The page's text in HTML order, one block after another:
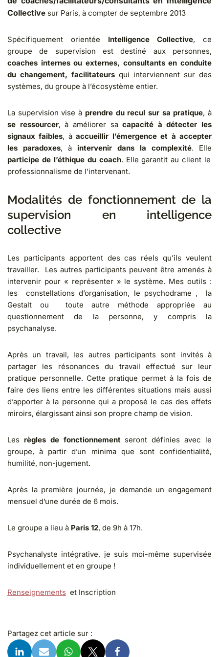
Collective sur Paris, à compter de septembre 2013
Spécifiquement orientée Intelligence Collective, ce
groupe de supervision est destiné aux personnes,
coaches internes ou externes, consultants en conduite
du changement, facilitateurs qui interviennent sur des
systèmes, du groupe à l’écosystème entier.
La supervision vise à prendre du recul sur sa pratique, à
se ressourcer, à améliorer sacapacité à détecter les
signaux faibles, àaccueillir l’émergence et à accepter
les paradoxes, à intervenir dans la complexité. Elle
participe de l’éthique du coach. Elle garantit au client le
professionnalisme de l’intervenant.
Modalités de fonctionnement de la
supervision en intelligence
collective
Les participants apportent des cas réels qu’ils veulent
travailler. Les autres participants peuvent être amenés à
intervenir pour « représenter » le système. Mes outils :
les constellations d’organisation, le psychodrame , la
Gestalt ou toute autre méthode appropriée au
questionnement de la personne, y compris la
psychanalyse.
Après un travail, les autres participants sont invités à
partager les résonances du travail effectué sur leur
pratique personnelle. Cette pratique permet à la fois de
faire des liens entre les différentes situations mais aussi
d’apporter à la personne qui a proposé le cas des effets
miroirs, élargissant ainsi son propre champ de vision.
Les règles de fonctionnementseront définies avec le
groupe, à partir d’un minima que sont confidentialité,
humilité, non-jugement.
Après la première journée, je demande un engagement
mensuel d’une durée de 6 mois.
Le groupe a lieu à Paris 12, de 9h à 17h.
Psychanalyste intégrative, je suis moi-même supervisée
individuellement et en groupe !
Renseignements et Inscription
Partagez cet article sur :